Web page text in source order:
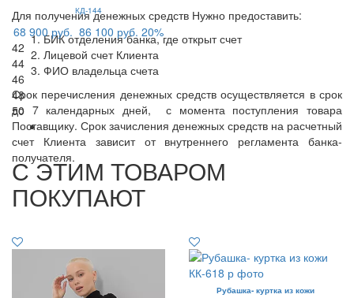
Для получения денежных средств Нужно предоставить:
БИК отделения банка, где открыт счет
Лицевой счет Клиента
ФИО владельца счета
Срок перечисления денежных средств осуществляется в срок
до 7 календарных дней, с момента поступления товара
Поставщику. Срок зачисления денежных средств на расчетный
счет Клиента зависит от внутреннего регламента банка-
получателя.
КД-144
68 900 руб. 86 100 руб. 20%
42
44
46
48
50
С ЭТИМ ТОВАРОМ
ПОКУПАЮТ
Рубашка- куртка из кожи